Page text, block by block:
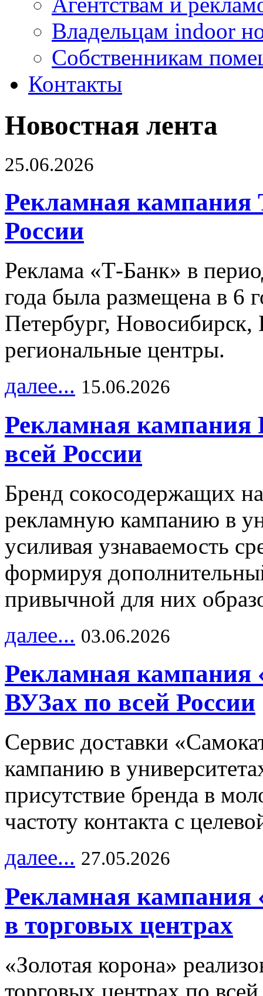
Владельцам indoor
Собственникам
Контакты
Новостная лента
25.06.2026
Рекламная кампания
России
Реклама «Т-Банк» в
года была размещена в 6
Петербург,
региональные центры.
далее... 15.06.2026
Рекламная
всей России
Бренд сокосодержащих
рекламную кампанию в
усиливая узнаваемость
формируя
привычной для них
далее... 03.06.2026
Рекламная кампания
ВУЗах по всей России
Сервис доставки
кампанию в
присутствие бренда в
частоту контакта с
далее... 27.05.2026
Рекламная кампания
в торговых центрах
«Золотая корона»